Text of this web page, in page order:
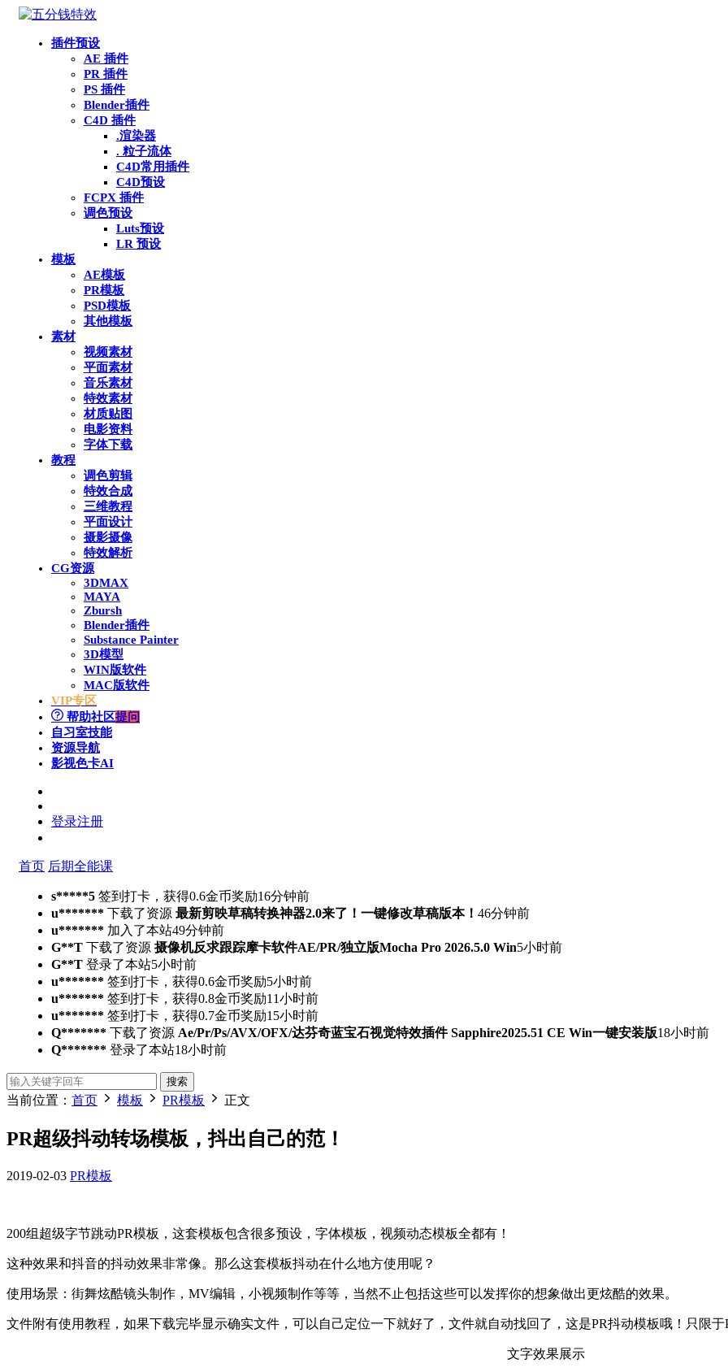
插件预设
AE 插件
PR 插件
PS 插件
Blender插件
C4D 插件
.渲染器
. 粒子流体
C4D常用插件
C4D预设
FCPX 插件
调色预设
Luts预设
LR 预设
模板
AE模板
PR模板
PSD模板
其他模板
素材
视频素材
平面素材
音乐素材
特效素材
材质贴图
电影资料
字体下载
教程
调色剪辑
特效合成
三维教程
平面设计
摄影摄像
特效解析
CG资源
3DMAX
MAYA
Zbursh
Blender插件
Substance Painter
3D模型
WIN版软件
MAC版软件
VIP专区
帮助社区提问
自习室技能
资源导航
影视色卡AI
登录注册
首页 后期全能课
s*****5 签到打卡，获得0.6金币奖励16分钟前
u******* 下载了资源 最新剪映草稿转换神器2.0来了！一键修改草稿版本！ 46分钟前
u******* 加入了本站49分钟前
G**T 下载了资源 摄像机反求跟踪摩卡软件AE/PR/独立版Mocha Pro 2026.5.0 Win5小时前
G**T 登录了本站5小时前
u******* 签到打卡，获得0.6金币奖励5小时前
u******* 签到打卡，获得0.8金币奖励11小时前
u******* 签到打卡，获得0.7金币奖励15小时前
Q******* 下载了资源 Ae/Pr/Ps/AVX/OFX/达芬奇蓝宝石视觉特效插件 Sapphire2025.51 CE Win一键安装版18小时前
Q******* 登录了本站18小时前
搜索
当前位置： 首页 模板 PR模板 正文
PR超级抖动转场模板，抖出自己的范！
2019-02-03 PR模板
200组超级字节跳动PR模板，这套模板包含很多预设，字体模板，视频动态模板全都有！
这种效果和抖音的抖动效果非常像。那么这套模板抖动在什么地方使用呢？
使用场景：街舞炫酷镜头制作，MV编辑，小视频制作等等，当然不止包括这些可以发挥你的想象做出更炫酷的效果。
文件附有使用教程，如果下载完毕显示确实文件，可以自己定位一下就好了，文件就自动找回了，这是PR抖动模板哦！只限于
文字效果展示